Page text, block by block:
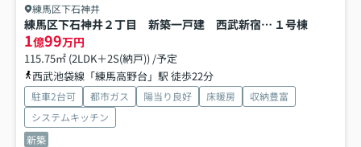
練馬区下石神井
練馬区下石神井２丁目 新築一戸建 西武新宿線 上井草 １号棟
1億99万円
115.75㎡ (2LDK＋2S(納戸)) /予定
西武池袋線「練馬高野台」駅 徒歩22分
駐車2台可 都市ガス 陽当り良好 床暖房
収納豊富
システムキッチン
新築